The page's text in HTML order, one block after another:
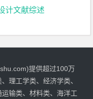
计文献综述
提供超过100万
理工学类、经济学类、
输类、材料类、海洋工